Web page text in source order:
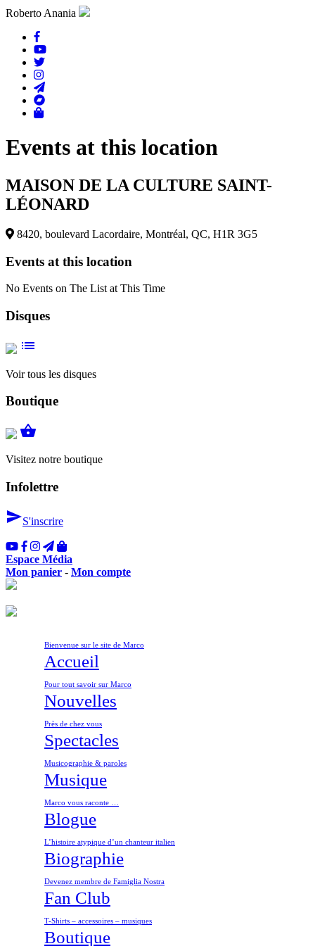
Roberto Anania
Events at this location
MAISON DE LA CULTURE SAINT-
LÉONARD
8420, boulevard Lacordaire, Montréal, QC, H1R 3G5
Events at this location
No Events on The List at This Time
Disques
list
Voir tous les disques
Boutique
shopping_basket
Visitez notre boutique
Infolettre
sendS'inscrire
Espace Média
Mon panier - Mon compte
Bienvenue sur le site de Marco
Accueil
Pour tout savoir sur Marco
Nouvelles
Près de chez vous
Spectacles
Musicographie & paroles
Musique
Marco vous raconte …
Blogue
L’histoire atypique d’un chanteur italien
Biographie
Devenez membre de Famiglia Nostra
Fan Club
T-Shirts – accessoires – musiques
Boutique